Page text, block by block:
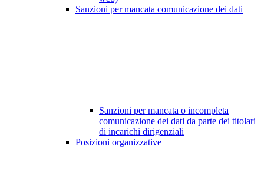
Sanzioni per mancata comunicazione dei dati
Sanzioni per mancata o incompleta
comunicazione dei dati da parte dei titolari
di incarichi dirigenziali
Posizioni organizzative